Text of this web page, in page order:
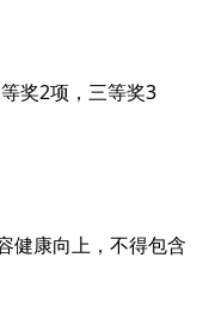
奖2项，三等奖3
健康向上，不得包含